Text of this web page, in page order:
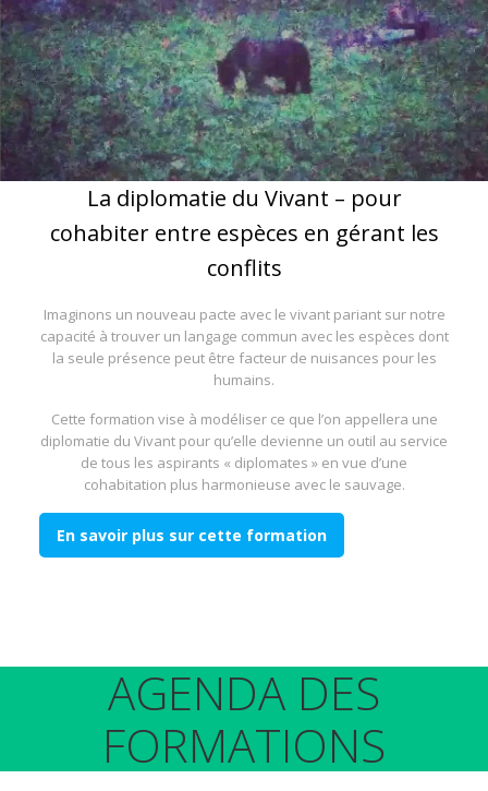
La diplomatie du Vivant – pour
cohabiter entre espèces en gérant les
conflits
Imaginons un nouveau pacte avec le vivant pariant sur notre
capacité à trouver un langage commun avec les espèces dont
la seule présence peut être facteur de nuisances pour les
humains.
Cette formation vise à modéliser ce que l’on appellera une
diplomatie du Vivant pour qu’elle devienne un outil au service
de tous les aspirants « diplomates » en vue d’une
cohabitation plus harmonieuse avec le sauvage.
En savoir plus sur cette formation
AGENDA DES
FORMATIONS